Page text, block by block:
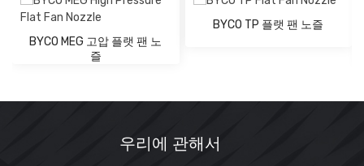
120
9.3 24 30
78 90 111 128 118°
40
145 172 205 2500
BYCO MEG 고압 플랫 팬 노
즐
BYCO TP 플랫 팬 노즐
우리에 관해서